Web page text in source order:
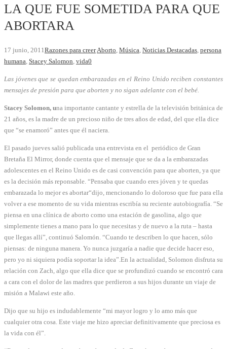
LA QUE FUE SOMETIDA PARA QUE
ABORTARA
17 junio, 2011Razones para creerAborto, Música, Noticias Destacadas, persona
humana, Stacey Salomon, vida0
Las jóvenes que se quedan embarazadas en el Reino Unido reciben constantes
mensajes de presión para que aborten y no sigan adelante con el bebé.
Stacey Solomon, una importante cantante y estrella de la televisión británica de
21 años, es la madre de un precioso niño de tres años de edad, del que ella dice
que “se enamoró” antes que él naciera.
El pasado jueves salió publicada una entrevista en el periódico de Gran
Bretaña El Mirror, donde cuenta que el mensaje que se da a la embarazadas
adolescentes en el Reino Unido es de casi convención para que aborten, ya que
es la decisión más reponsable. “Pensaba que cuando eres jóven y te quedas
embarazada lo mejor es abortar“dijo, mencionando lo doloroso que fue para ella
volver a ese momento de su vida mientras escribía su reciente autobiografía. “Se
piensa en una clínica de aborto como una estación de gasolina, algo que
simplemente tienes a mano para lo que necesitas y de nuevo a la ruta – hasta
que llegas allí”, continuó Salomón. “Cuando te describen lo que hacen, sólo
piensas: de ninguna manera. Yo nunca juzgaría a nadie que decide hacer eso,
pero yo ni siquiera podía soportar la idea”.En la actualidad, Solomon disfruta su
relación con Zach, algo que ella dice que se profundizó cuando se encontró cara
a cara con el dolor de las madres que perdieron a sus hijos durante un viaje de
misión a Malawi este año.
Dijo que su hijo es indudablemente “mi mayor logro y lo amo más que
cualquier otra cosa. Este viaje me hizo apreciar definitivamente que preciosa es
la vida con él”.